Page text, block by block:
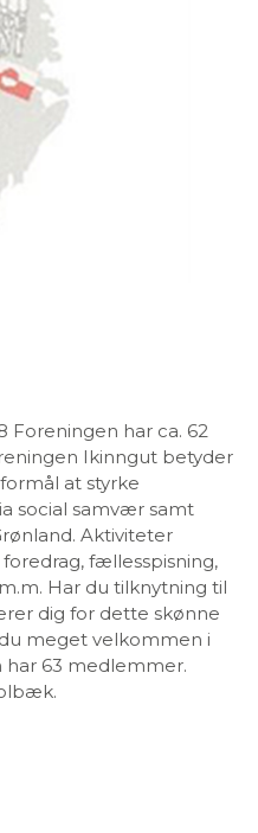
Foreningen har ca. 62
Ikinngut betyder
at styrke
social samvær samt
Aktiviteter
fællesspisning,
Har du tilknytning til
dig for dette skønne
meget velkommen i
har 63 medlemmer.